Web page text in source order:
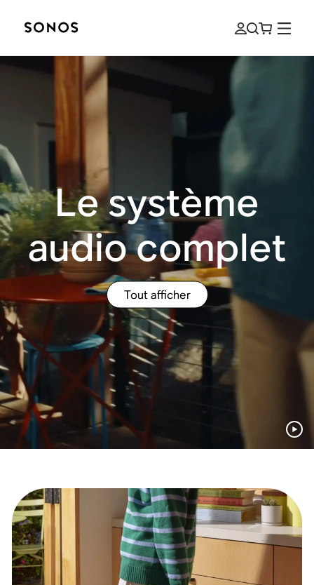
Le système
audio complet
Tout afficher